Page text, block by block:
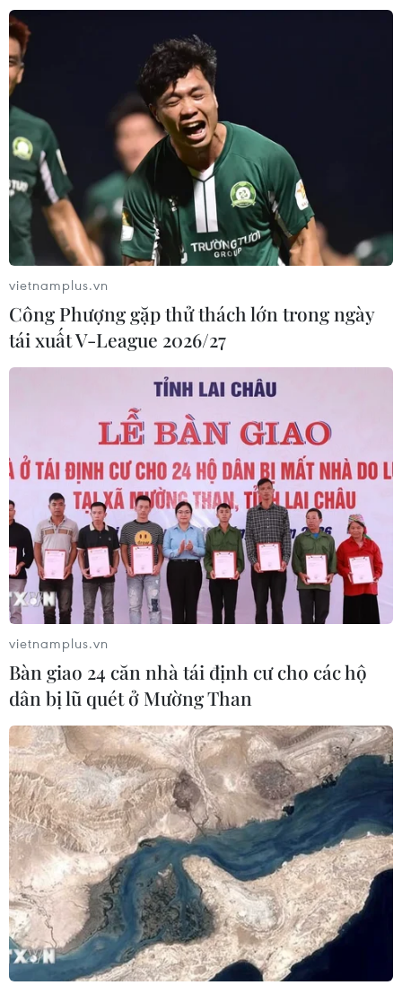
TIN CÙNG CHUYÊN MỤC
An Giang: Cháy lớn ở khu dân cư
khiến 5 căn nhà bị hư hại
06/08/2026 16:12
Tiếp tục đổi mới, nâng cao hiệu quả
vietnamplus.vn
Công Phượng gặp thử thách lớn trong ngày
tái xuất V-League 2026/27
vietnamplus.vn
Bàn giao 24 căn nhà tái định cư cho các hộ
dân bị lũ quét ở Mường Than